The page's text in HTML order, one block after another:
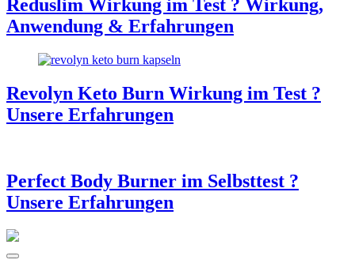
Reduslim Wirkung im Test ? Wirkung,
Anwendung & Erfahrungen
Revolyn Keto Burn Wirkung im Test ?
Unsere Erfahrungen
Perfect Body Burner im Selbsttest ?
Unsere Erfahrungen